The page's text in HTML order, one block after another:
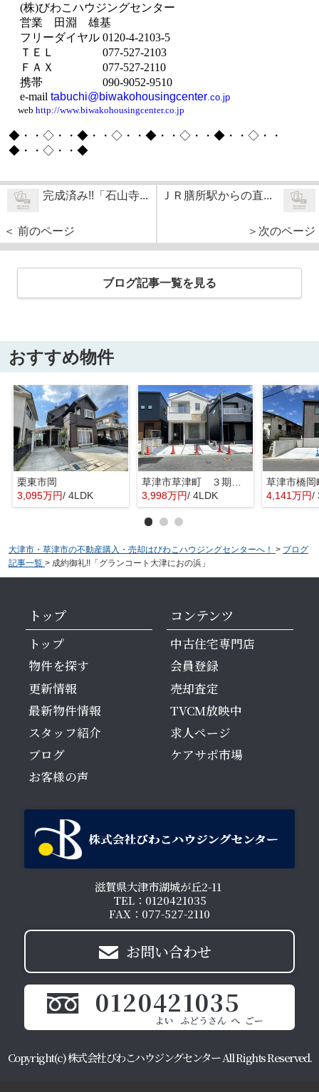
(株)びわこハウジングセンター
営業 田淵 雄基
フリーダイヤル0120-4-2103-5
ＴＥＬ 077-527-2103
ＦＡＸ 077-527-2110
携帯
090-9052-9510
e-mail tabuchi@biwakohousingcenter.co.jp
web http://www.biwakohousingcenter.co.jp
◆・・◇・・◆・・◇・・◆・・◇・・◆・・◇・・
◆・・◇・・◆
完成済み!!「石山寺...
＜ 前のページ
ＪＲ膳所駅からの直...
＞次のページ
ブログ記事一覧を見る
おすすめ物件
栗東市岡
3,095万円/ 4LDK
3,998万円/ 4LDK 4,141万円/
大津市・草津市の不動産購入・売却はびわこハウジングセンターへ！ > ブログ
記事一覧 > 成約御礼!!「グランコート大津におの浜」
トップ
トップ
物件を探す
更新情報
最新物件情報
スタッフ紹介
ブログ
お客様の声
コンテンツ
中古住宅専門店
会員登録
売却査定
TVCM放映中
求人ページ
ケアサポ市場
滋賀県大津市湖城が丘2-11
TEL：0120421035
FAX：077-527-2110
お問い合わせ
0120421035
Copyright(c) 株式会社びわこハウジングセンター All Rights Reserved.